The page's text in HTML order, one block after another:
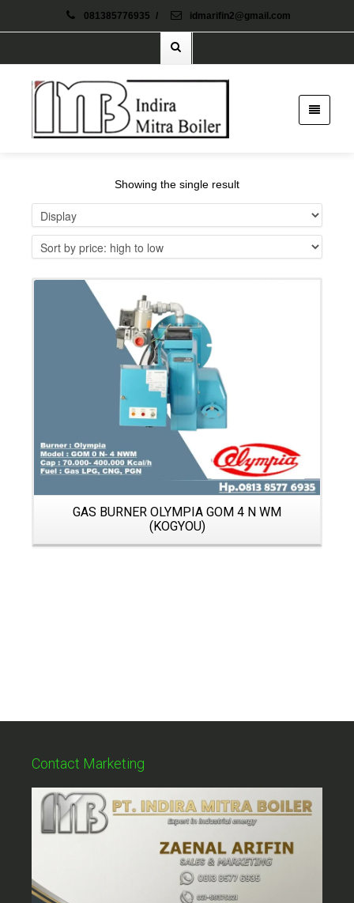
081385776935 / idmarifin2@gmail.com
Showing the single result
Details
GAS BURNER OLYMPIA GOM 4 N WM
(KOGYOU)
Contact Marketing